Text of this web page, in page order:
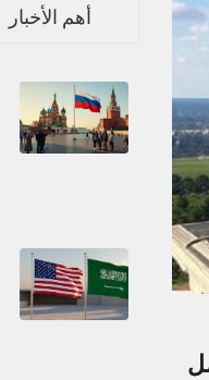
أهم الأخبار